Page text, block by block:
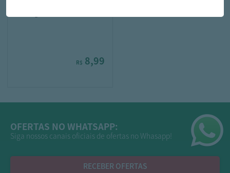
R$ 8,99
OFERTAS NO WHATSAPP:
Siga nossos canais oficiais de ofertas no Whasapp!
RECEBER OFERTAS